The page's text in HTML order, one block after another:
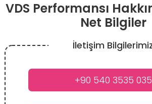
VDS Performansı
Net Bilgiler
İletişim
+90 540 3535 035